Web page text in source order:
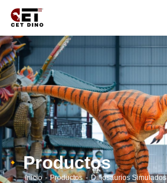
Productos
Inicio - Productos - Dinosaurios Simulados